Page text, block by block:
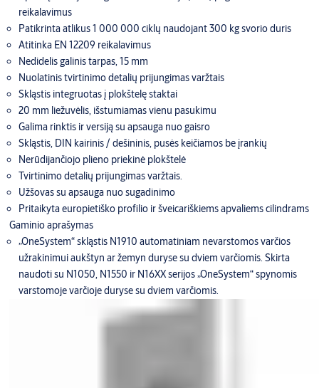
reikalavimus
Patikrinta atlikus 1 000 000 ciklų naudojant 300 kg svorio duris
Atitinka EN 12209 reikalavimus
Nedidelis galinis tarpas, 15 mm
Nuolatinis tvirtinimo detalių prijungimas varžtais
Skląstis integruotas į plokštelę staktai
20 mm liežuvėlis, išstumiamas vienu pasukimu
Galima rinktis ir versiją su apsauga nuo gaisro
Skląstis, DIN kairinis / dešininis, pusės keičiamos be įrankių
Nerūdijančiojo plieno priekinė plokštelė
Tvirtinimo detalių prijungimas varžtais.
Užšovas su apsauga nuo sugadinimo
Pritaikyta europietiško profilio ir šveicariškiems apvaliems cilindrams
Gaminio aprašymas
„OneSystem“ skląstis N1910 automatiniam nevarstomos varčios
užrakinimui aukštyn ar žemyn duryse su dviem varčiomis. Skirta
naudoti su N1050, N1550 ir N16XX serijos „OneSystem“ spynomis
varstomoje varčioje duryse su dviem varčiomis.